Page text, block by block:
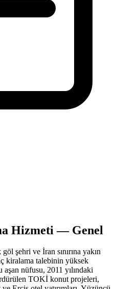
Hizmeti — Genel
şehri ve İran sınırına yakın
kiralama talebinin yüksek
nüfusu, 2011 yılındaki
TOKİ konut projeleri,